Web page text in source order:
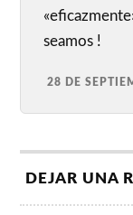
seamos !
28 DE
DEJAR UNA